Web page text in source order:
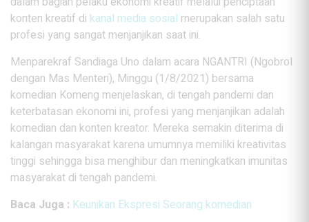
konten kreatif di kanal media sosial merupakan salah satu
profesi yang sangat menjanjikan saat ini.
Menparekraf Sandiaga Uno dalam acara NGANTRI (Ngobrol
dengan Mas Menteri), Minggu (1/8/2021) bersama
komedian Komeng menjelaskan, di tengah pandemi dan
keterbatasan ekonomi ini, profesi yang menjanjikan adalah
komedian dan konten kreator. Mereka semakin diterima di
kalangan masyarakat karena umumnya memiliki kreativitas
tinggi sehingga bisa menghibur dan meningkatkan imunitas
masyarakat di tengah pandemi.
Baca Juga : Keunikan Ekspresi Seorang komedian